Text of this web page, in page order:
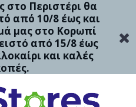
στο Περιστέρι θα
από 10/8 έως και
μας στο Κορωπί
από 15/8 έως
και καλές